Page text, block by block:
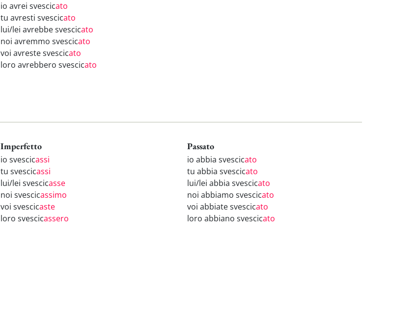
io avrei svescicato
tu avresti svescicato
lui/lei avrebbe svescicato
noi avremmo svescicato
voi avreste svescicato
loro avrebbero svescicato
Imperfetto
io svescicassi
tu svescicassi
lui/lei svescicasse
noi svescicassimo
voi svescicaste
loro svescicassero
Passato
io abbia svescicato
tu abbia svescicato
lui/lei abbia svescicato
noi abbiamo svescicato
voi abbiate svescicato
loro abbiano svescicato